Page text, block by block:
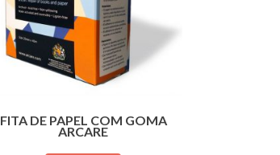
FITA DE PAPEL COM GOMA
ARCARE